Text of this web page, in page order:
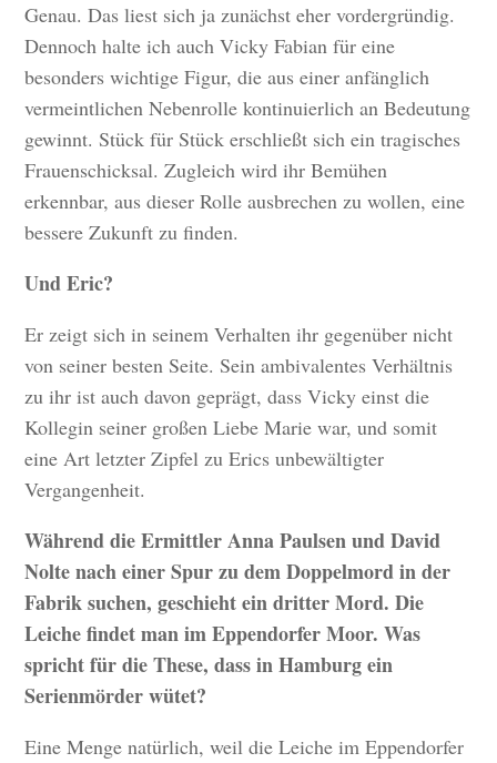
Genau. Das liest sich ja zunächst eher vordergründig.
Dennoch halte ich auch Vicky Fabian für eine
besonders wichtige Figur, die aus einer anfänglich
vermeintlichen Nebenrolle kontinuierlich an Bedeutung
gewinnt. Stück für Stück erschließt sich ein tragisches
Frauenschicksal. Zugleich wird ihr Bemühen
erkennbar, aus dieser Rolle ausbrechen zu wollen, eine
bessere Zukunft zu finden.
Und Eric?
Er zeigt sich in seinem Verhalten ihr gegenüber nicht
von seiner besten Seite. Sein ambivalentes Verhältnis
zu ihr ist auch davon geprägt, dass Vicky einst die
Kollegin seiner großen Liebe Marie war, und somit
eine Art letzter Zipfel zu Erics unbewältigter
Vergangenheit.
Während die Ermittler Anna Paulsen und David
Nolte nach einer Spur zu dem Doppelmord in der
Fabrik suchen, geschieht ein dritter Mord. Die
Leiche findet man im Eppendorfer Moor. Was
spricht für die These, dass in Hamburg ein
Serienmörder wütet?
Eine Menge natürlich, weil die Leiche im Eppendorfer